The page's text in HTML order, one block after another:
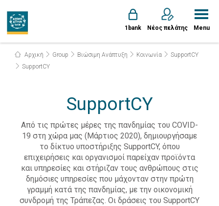
1bank Νέος πελάτης Menu
Αρχική Group Βιώσιμη Ανάπτυξη Κοινωνία
SupportCY
SupportCY
SupportCY
Από τις πρώτες μέρες της πανδημίας του COVID-
19 στη χώρα μας (Μάρτιος 2020), δημιουργήσαμε
το δίκτυο υποστήριξης SupportCY, όπου
επιχειρήσεις και οργανισμοί παρείχαν προϊόντα
και υπηρεσίες και στήριζαν τους ανθρώπους στις
δημόσιες υπηρεσίες που μάχονταν στην πρώτη
γραμμή κατά της πανδημίας, με την οικονομική
συνδρομή της Τράπεζας. Οι δράσεις του SupportCY